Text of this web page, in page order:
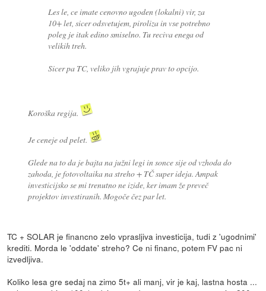
Les le, ce imate cenovno ugoden (lokalni) vir, za
10+ let, sicer odsvetujem, piroliza in vse potrebno
poleg je itak edino smiselno. Tu reciva enega od
velikih treh.
Sicer pa TC, veliko jih vgrajuje prav to opcijo.
Koroška regija.
Je ceneje od pelet.
Glede na to da je bajta na južni legi in sonce sije od vzhoda do
zahoda, je fotovoltaika na streho + TČ super ideja. Ampak
investicijsko se mi trenutno ne izide, ker imam že preveč
projektov investiranih. Mogoče čez par let.
TC + SOLAR je financno zelo vprasljiva investicija, tudi z 'ugodnimi'
krediti. Morda le 'oddate' streho? Ce ni financ, potem FV pac ni
izvedljiva.
Koliko lesa gre sedaj na zimo 5t+ ali manj, vir je kaj, lastna hosta ...